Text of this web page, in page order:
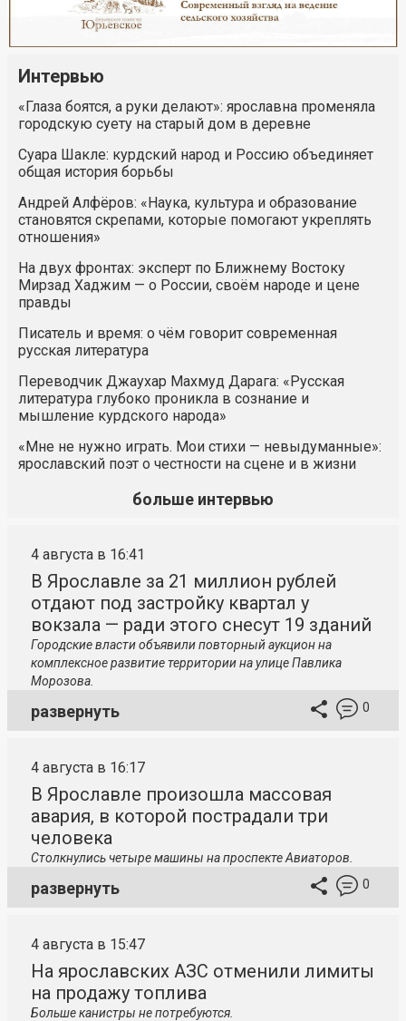
Интервью
«Глаза боятся, а руки делают»: ярославна променяла
городскую суету на старый дом в деревне
Суара Шакле: курдский народ и Россию объединяет
общая история борьбы
Андрей Алфёров: «Наука, культура и образование
становятся скрепами, которые помогают укреплять
отношения»
На двух фронтах: эксперт по Ближнему Востоку
Мирзад Хаджим — о России, своём народе и цене
правды
Писатель и время: о чём говорит современная
русская литература
Переводчик Джаухар Махмуд Дарага: «Русская
литература глубоко проникла в сознание и
мышление курдского народа»
«Мне не нужно играть. Мои стихи — невыдуманные»:
ярославский поэт о честности на сцене и в жизни
больше интервью
4 августа в 16:41
В Ярославле за 21 миллион рублей
отдают под застройку квартал у
вокзала — ради этого снесут 19 зданий
Городские власти объявили повторный аукцион на
комплексное развитие территории на улице Павлика
Морозова.
развернуть 0
4 августа в 16:17
В Ярославле произошла массовая
авария, в которой пострадали три
человека
Столкнулись четыре машины на проспекте Авиаторов.
развернуть 0
4 августа в 15:47
На ярославских АЗС отменили лимиты
на продажу топлива
Больше канистры не потребуются.